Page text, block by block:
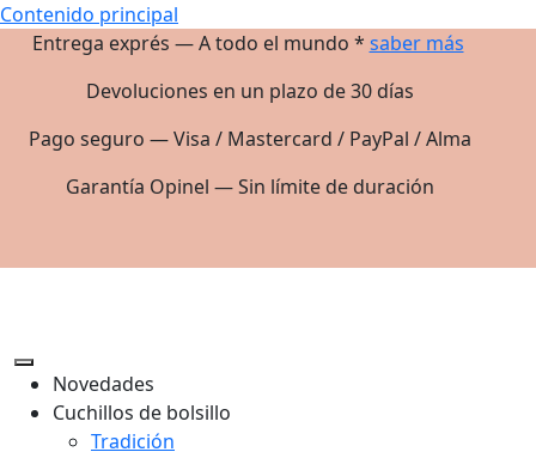
Contenido principal
Entrega exprés — A todo el mundo * saber más
Devoluciones en un plazo de 30 días
Pago seguro — Visa / Mastercard / PayPal / Alma
Garantía Opinel — Sin límite de duración
Novedades
Cuchillos de bolsillo
Tradición